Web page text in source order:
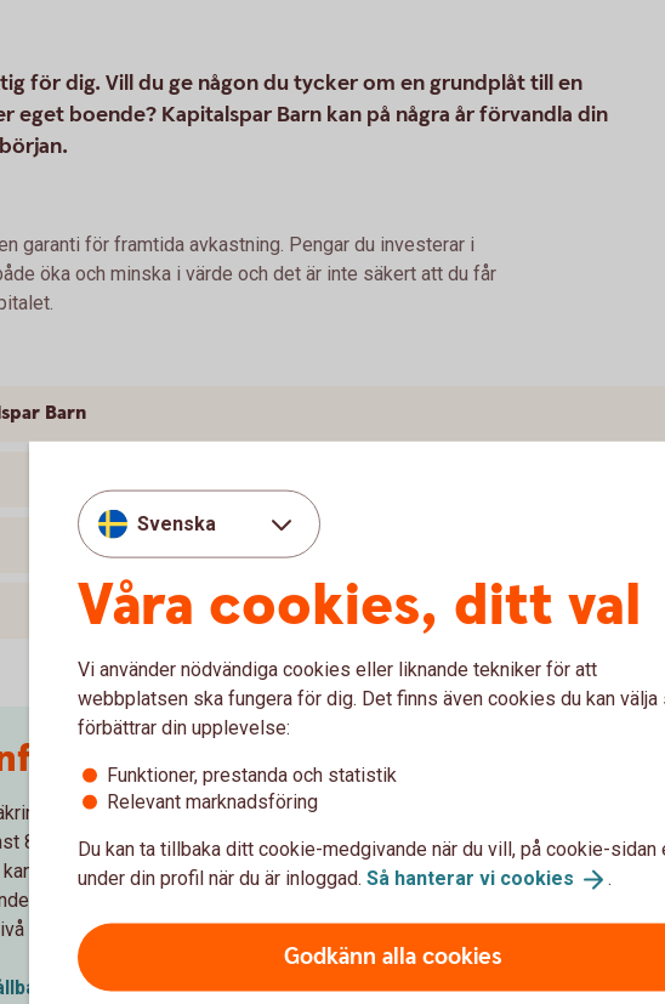
för dig. Vill du ge någon du tycker om en grundplåt till en
boende? Kapitalspar Barn kan på några år förvandla din
garanti för framtida avkastning. Pengar du investerar i
öka och minska i värde och det är inte säkert att du får
Barn
som främjar miljörelaterade eller sociala
80 % av fonderna beaktar någon av dessa egenskaper eller
själv påverka graden av hållbarhet i dina investeringar
Läs mer om det och hur Swedbank Försäkring arbetar
samt i sina kapital- och pensionsförsäkringar nedan.
fonder
Svenska
Våra cookies, ditt val
Vi använder nödvändiga cookies eller liknande tekniker för att
webbplatsen ska fungera för dig. Det finns även cookies du kan välja
förbättrar din upplevelse:
Funktioner, prestanda och statistik
Relevant marknadsföring
Du kan ta tillbaka ditt cookie-medgivande när du vill, på cookie-sidan
under din profil när du är inloggad. Så hanterar vi cookies .
Godkänn alla cookies